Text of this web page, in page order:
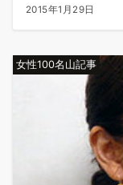
2015年1月29日
女性100名山記事